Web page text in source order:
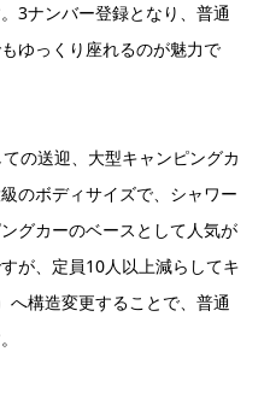
3ナンバー登録となり、普通
ゆっくり座れるのが魅力で
の送迎、大型キャンピングカ
のボディサイズで、シャワー
グカーのベースとして人気が
が、定員10人以上減らしてキ
へ構造変更することで、普通